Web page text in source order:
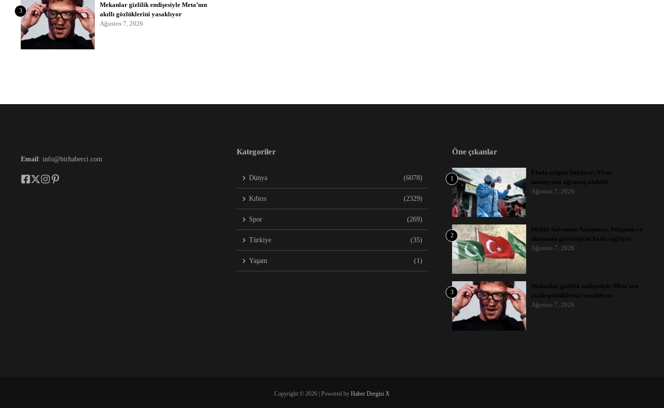
3
Mekanlar gizlilik endişesiyle Meta’nın
akıllı gözlüklerini yasaklıyor
Ağustos 7, 2026
Email: info@birhaberci.com
Kategoriler
Dünya (6078)
Kıbrıs (2329)
Spor (269)
Türkiye (35)
Yaşam (1)
Öne çıkanlar
1
Ebola salgını büyüyor: Virüs
mutasyona uğramış olabilir
Ağustos 7, 2026
2
Mekke Savunma Anlaşması, bölgenin ve
dünyanın güvenliğine katkı sağlıyor
Ağustos 7, 2026
3
Mekanlar gizlilik endişesiyle Meta’nın
akıllı gözlüklerini yasaklıyor
Ağustos 7, 2026
Copyright © 2026 | Powered by Haber Dergisi X